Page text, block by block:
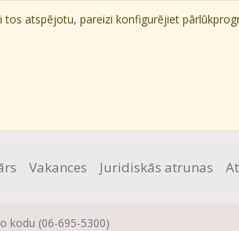
atspējotu, pareizi konfigurējiet
Vakances Juridiskās atrunas
kodu (06-695-5300)